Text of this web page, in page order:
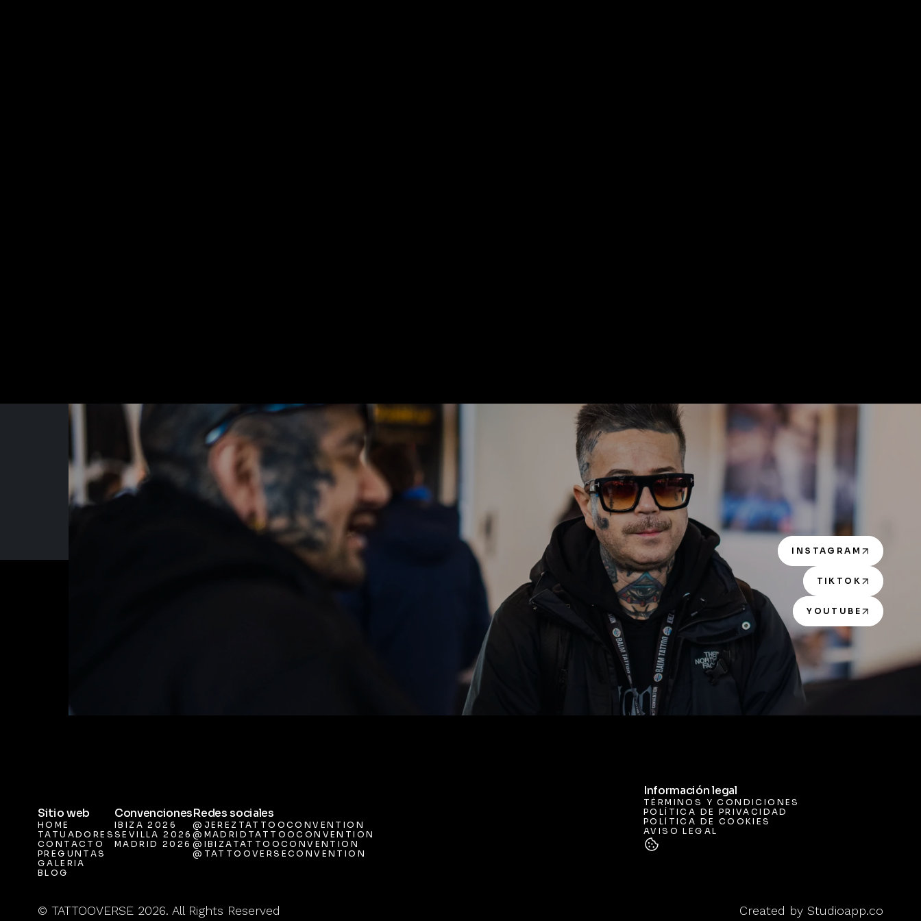
INSTAGRAM
TIKTOK
YOUTUBE
Sitio web
HOME
HOME
TATUADORES
TATUADORES
CONTACTO
CONTACTO
PREGUNTAS
PREGUNTAS
GALERIA
GALERIA
BLOG
Convenciones
IBIZA 2026
IBIZA 2026
SEVILLA 2026
SEVILLA 2026
MADRID 2026
Redes sociales
@JEREZTATTOOCONVENTION
@JEREZTATTOOCONVENTION
@MADRIDTATTOOCONVENTION
@MADRIDTATTOOCONVENTION
@IBIZATATTOOCONVENTION
@IBIZATATTOOCONVENTION
@TATTOOVERSECONVENTION
Información legal
TÉRMINOS Y CONDICIONES
TÉRMINOS Y CONDICIONES
POLÍTICA DE PRIVACIDAD
POLÍTICA DE PRIVACIDAD
POLÍTICA DE COOKIES
POLÍTICA DE COOKIES
AVISO LEGAL
AVISO LEGAL
© TATTOOVERSE 2026. All Rights Reserved Created by Studioapp.co